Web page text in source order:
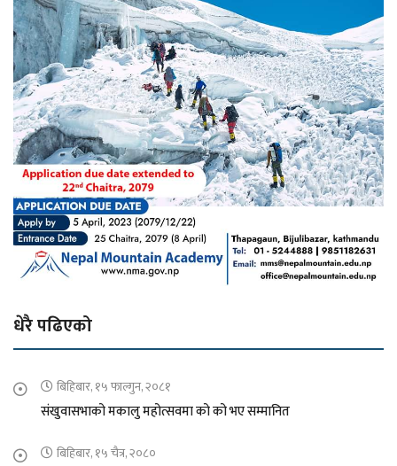
धेरै पढिएको
बिहिबार, १५ फाल्गुन, २०८१
संखुवासभाको मकालु महोत्सवमा को को भए सम्मानित
बिहिबार, १५ चैत्र, २०८०